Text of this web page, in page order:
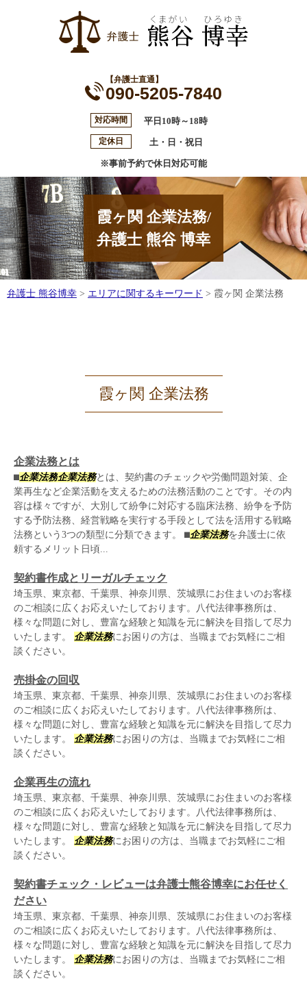
【弁護士直通】
090-5205-7840
対応時間 平日10時～18時
定休日 土・日・祝日
※事前予約で休日対応可能
霞ヶ関 企業法務/
弁護士 熊谷 博幸
弁護士 熊谷博幸 > エリアに関するキーワード > 霞ヶ関 企業法務
霞ヶ関 企業法務
企業法務とは
⬛︎企業法務企業法務とは、契約書のチェックや労働問題対策、企
業再生など企業活動を支えるための法務活動のことです。その内
容は様々ですが、大別して紛争に対応する臨床法務、紛争を予防
する予防法務、経営戦略を実行する手段として法を活用する戦略
法務という3つの類型に分類できます。 ⬛︎企業法務を弁護士に依
頼するメリット日頃...
契約書作成とリーガルチェック
埼玉県、東京都、千葉県、神奈川県、茨城県にお住まいのお客様
のご相談に広くお応えいたしております。八代法律事務所は、
様々な問題に対し、豊富な経験と知識を元に解決を目指して尽力
いたします。 企業法務にお困りの方は、当職までお気軽にご相
談ください。
売掛金の回収
埼玉県、東京都、千葉県、神奈川県、茨城県にお住まいのお客様
のご相談に広くお応えいたしております。八代法律事務所は、
様々な問題に対し、豊富な経験と知識を元に解決を目指して尽力
いたします。 企業法務にお困りの方は、当職までお気軽にご相
談ください。
企業再生の流れ
埼玉県、東京都、千葉県、神奈川県、茨城県にお住まいのお客様
のご相談に広くお応えいたしております。八代法律事務所は、
様々な問題に対し、豊富な経験と知識を元に解決を目指して尽力
いたします。 企業法務にお困りの方は、当職までお気軽にご相
談ください。
契約書チェック・レビューは弁護士熊谷博幸にお任せく
ださい
埼玉県、東京都、千葉県、神奈川県、茨城県にお住まいのお客様
のご相談に広くお応えいたしております。八代法律事務所は、
様々な問題に対し、豊富な経験と知識を元に解決を目指して尽力
いたします。 企業法務にお困りの方は、当職までお気軽にご相
談ください。